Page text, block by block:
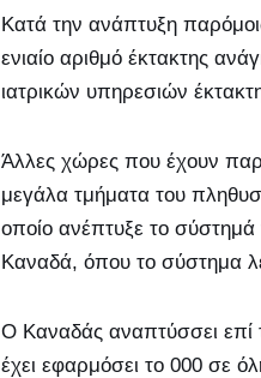
Κατά την ανάπτυξη
ενιαίο αριθμό έκτακτης
ιατρικών υπηρεσιών
Άλλες χώρες που έχουν
μεγάλα τμήματα του
οποίο ανέπτυξε το
Καναδά, όπου το σύστημα
Ο Καναδάς αναπτύσσει επί
έχει εφαρμόσει το 000 σε